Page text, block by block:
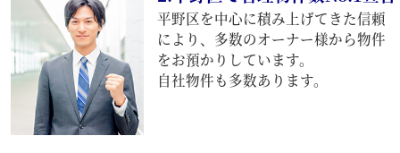
平野区を中心に積み上げてきた信頼
により、多数のオーナー様から物件
をお預かりしています。
自社物件も多数あります。